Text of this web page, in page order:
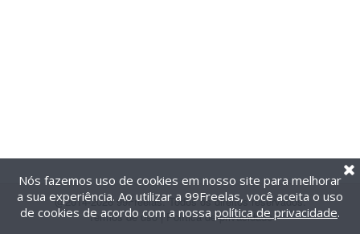
@2014-2026 99Freelas. Todos os direitos reservados.
Termos de uso| Política de privacidade
Nós fazemos uso de cookies em nosso site para melhorar
a sua experiência. Ao utilizar a 99Freelas, você aceita o uso
de cookies de acordo com a nossa política de privacidade.